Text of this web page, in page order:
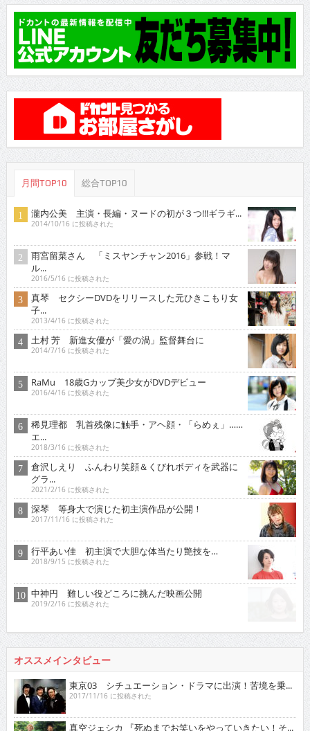
月間TOP10 総合TOP10
瀧内公美 主演・長編・ヌードの初が３つ!!!ギラギ...
2014/10/16 に投稿された
雨宮留菜さん 「ミスヤンチャン2016」参戦！マ
ル...
2016/5/16 に投稿された
真琴 セクシーDVDをリリースした元ひきこもり女
子...
2013/4/16 に投稿された
土村 芳 新進女優が「愛の渦」監督舞台に
2014/7/16 に投稿された
RaMu 18歳Gカップ美少女がDVDデビュー
2016/4/16 に投稿された
稀見理都 乳首残像に触手・アヘ顔・「らめぇ」……
エ...
2018/3/16 に投稿された
倉沢しえり ふんわり笑顔＆くびれボディを武器に
グラ...
2021/2/16 に投稿された
深琴 等身大で演じた初主演作品が公開！
2017/11/16 に投稿された
行平あい佳 初主演で大胆な体当たり艶技を…
2018/9/15 に投稿された
中神円 難しい役どころに挑んだ映画公開
2019/2/16 に投稿された
オススメインタビュー
東京03 シチュエーション・ドラマに出演！苦境を乗...
2017/11/16 に投稿された
真空ジェシカ 『死ぬまでお笑いをやっていきたい！そ...